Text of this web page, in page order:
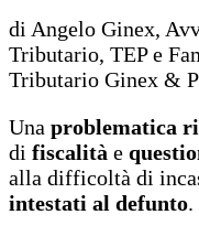
di Angelo Ginex,
Tributario, TEP e
Tributario Ginex &
Una problematica
di fiscalità e
alla difficoltà di
intestati al defunto.